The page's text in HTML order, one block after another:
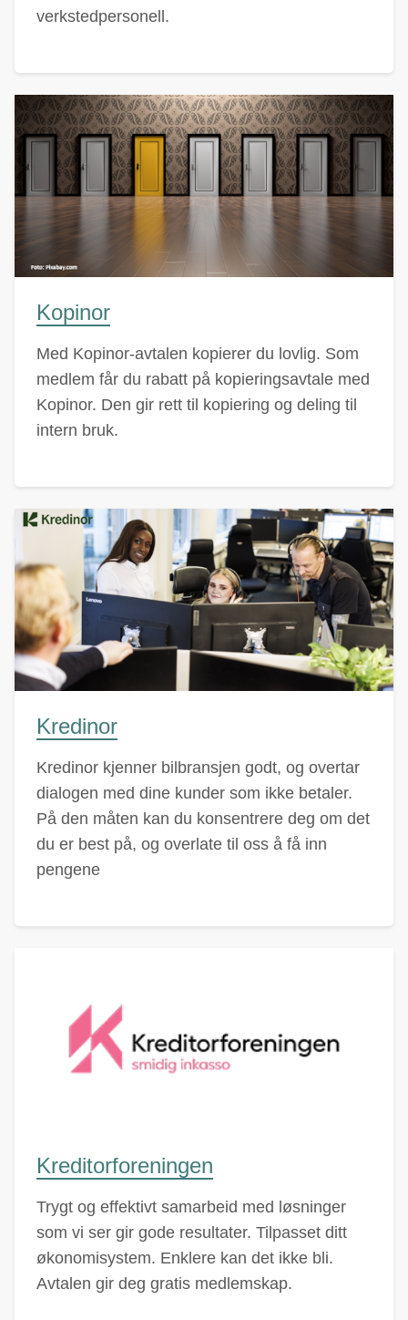
verkstedpersonell.
Kopinor
Med Kopinor-avtalen kopierer du lovlig. Som
medlem får du rabatt på kopieringsavtale med
Kopinor. Den gir rett til kopiering og deling til
intern bruk.
Kredinor
Kredinor kjenner bilbransjen godt, og overtar
dialogen med dine kunder som ikke betaler.
På den måten kan du konsentrere deg om det
du er best på, og overlate til oss å få inn
pengene
Kreditorforeningen
Trygt og effektivt samarbeid med løsninger
som vi ser gir gode resultater. Tilpasset ditt
økonomisystem. Enklere kan det ikke bli.
Avtalen gir deg gratis medlemskap.